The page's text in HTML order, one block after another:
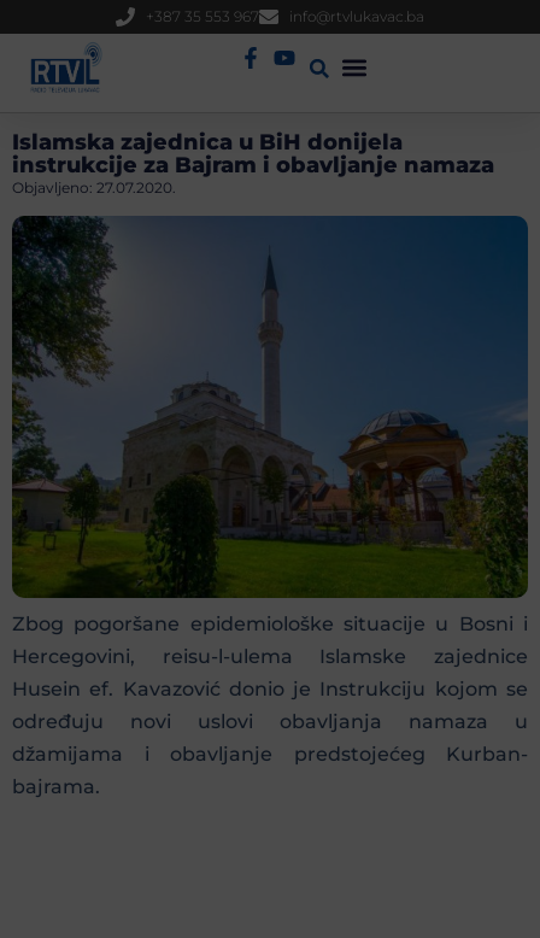
+387 35 553 967 info@rtvlukavac.ba
Islamska zajednica u BiH donijela
instrukcije za Bajram i obavljanje namaza
Objavljeno: 27.07.2020.
Zbog pogoršane epidemiološke situacije u Bosni i
Hercegovini, reisu-l-ulema Islamske zajednice
Husein ef. Kavazović donio je Instrukciju kojom se
određuju novi uslovi obavljanja namaza u
džamijama i obavljanje predstojećeg Kurban-
bajrama.